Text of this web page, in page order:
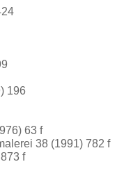
196
63 f
38 (1991) 782 f
f